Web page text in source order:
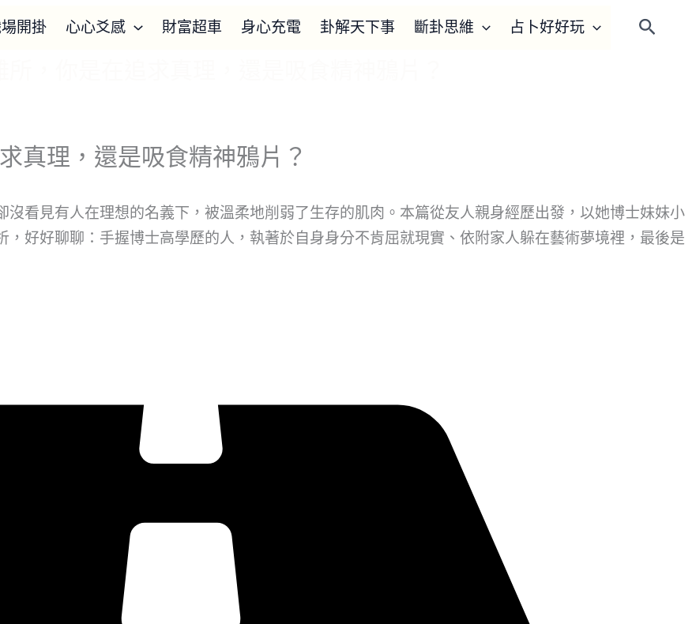
開掛 心心爻感 財富超車 身心充電 卦解天下事 斷卦思維 占卜好好玩
搜
真理，還是吸食精神鴉片？
看見有人在理想的名義下，被溫柔地削弱了生存的肌肉。本篇從友人親身經歷出發，以她博士妹妹小
好好聊聊：手握博士高學歷的人，執著於自身身分不肯屈就現實、依附家人躲在藝術夢境裡，最後是